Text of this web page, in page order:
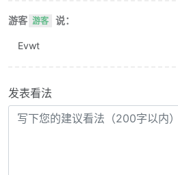
游客 游客 说：
Evwt
发表看法